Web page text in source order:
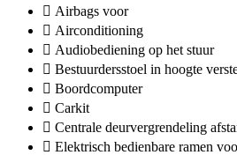
Airbags voor
Airconditioning
Audiobediening op het stuur
Bestuurdersstoel in hoogte
Boordcomputer
Carkit
Centrale deurvergrendeling
Elektrisch bedienbare ramen